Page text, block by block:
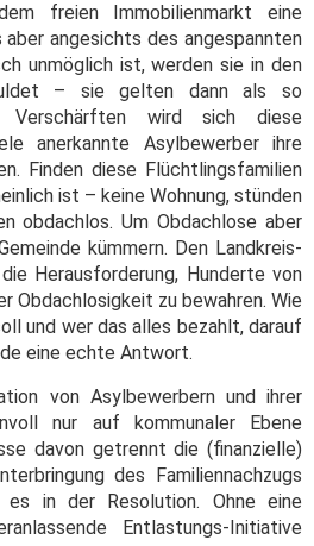
freien Immobilienmarkt eine
aber angesichts des angespannten
unmöglich ist, werden sie in den
– sie gelten dann als so
Verschärften wird sich diese
anerkannte Asylbewerber ihre
Finden diese Flüchtlingsfamilien
ist – keine Wohnung, stünden
obdachlos. Um Obdachlose aber
kümmern. Den Landkreis-
Herausforderung, Hunderte von
Obdachlosigkeit zu bewahren. Wie
und wer das alles bezahlt, darauf
eine echte Antwort.
von Asylbewerbern und ihrer
nur auf kommunaler Ebene
davon getrennt die (finanzielle)
des Familiennachzugs
es in der Resolution. Ohne eine
Entlastungs-Initiative